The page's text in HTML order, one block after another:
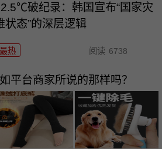
破纪录：韩国宣布“国家灾
状态”的深层逻辑
最热 阅读 6738
平台商家所说的那样吗？